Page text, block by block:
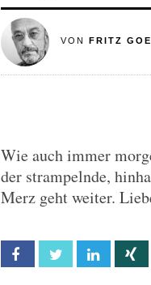
VON FRITZ
Wie auch immer
der strampelnde,
Merz geht weiter.
Facebook Twitter Linkedin